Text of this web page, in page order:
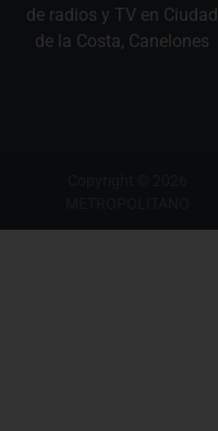
de radios y TV en Ciudad
de la Costa, Canelones